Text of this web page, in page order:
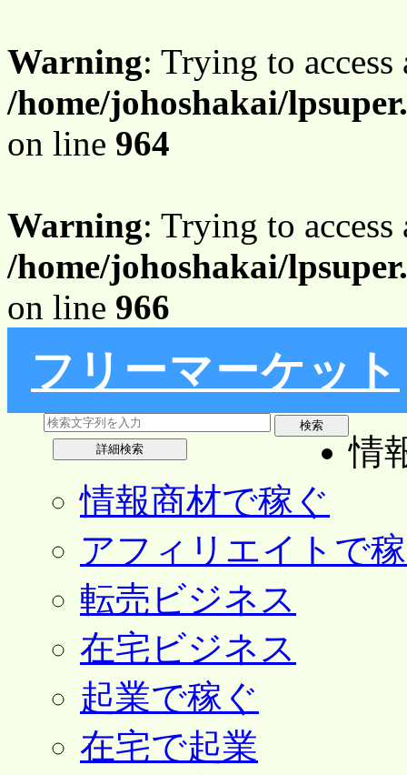
Warning: Trying to
/home/johoshakai/
on line 964
Warning: Trying to
/home/johoshakai/
on line 966
フリーマーケット
情
情報商材で稼ぐ
アフィリエイトで
転売ビジネス
在宅ビジネス
起業で稼ぐ
在宅で起業